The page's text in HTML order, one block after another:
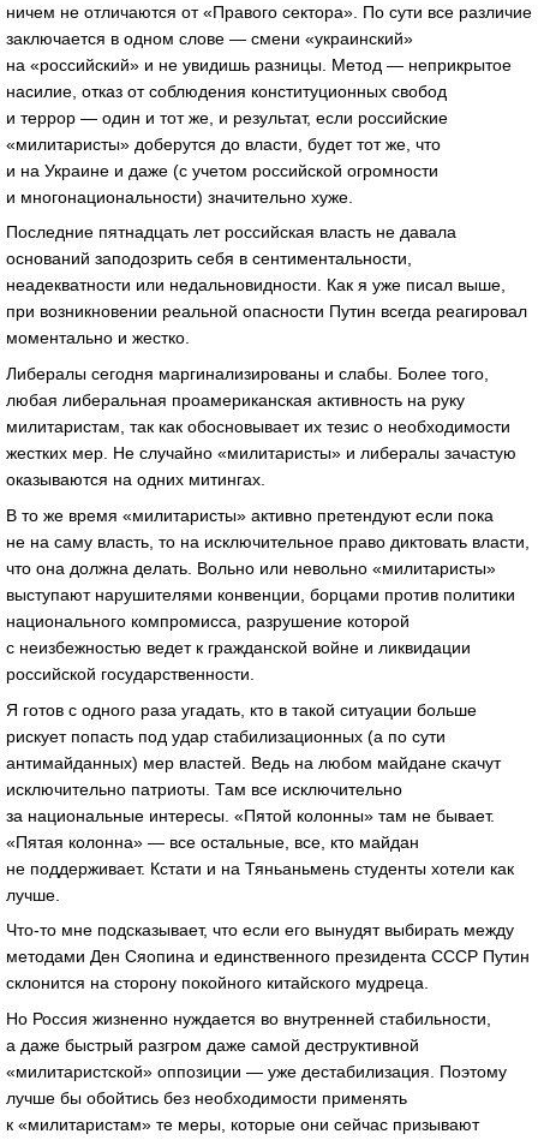
ничем не отличаются от «Правого сектора». По сути все различие
заключается в одном слове — смени «украинский»
на «российский» и не увидишь разницы. Метод — неприкрытое
насилие, отказ от соблюдения конституционных свобод
и террор — один и тот же, и результат, если российские
«милитаристы» доберутся до власти, будет тот же, что
и на Украине и даже (с учетом российской огромности
и многонациональности) значительно хуже.
Последние пятнадцать лет российская власть не давала
оснований заподозрить себя в сентиментальности,
неадекватности или недальновидности. Как я уже писал выше,
при возникновении реальной опасности Путин всегда реагировал
моментально и жестко.
Либералы сегодня маргинализированы и слабы. Более того,
любая либеральная проамериканская активность на руку
милитаристам, так как обосновывает их тезис о необходимости
жестких мер. Не случайно «милитаристы» и либералы зачастую
оказываются на одних митингах.
В то же время «милитаристы» активно претендуют если пока
не на саму власть, то на исключительное право диктовать власти,
что она должна делать. Вольно или невольно «милитаристы»
выступают нарушителями конвенции, борцами против политики
национального компромисса, разрушение которой
с неизбежностью ведет к гражданской войне и ликвидации
российской государственности.
Я готов с одного раза угадать, кто в такой ситуации больше
рискует попасть под удар стабилизационных (а по сути
антимайданных) мер властей. Ведь на любом майдане скачут
исключительно патриоты. Там все исключительно
за национальные интересы. «Пятой колонны» там не бывает.
«Пятая колонна» — все остальные, все, кто майдан
не поддерживает. Кстати и на Тяньаньмень студенты хотели как
лучше.
Что-то мне подсказывает, что если его вынудят выбирать между
методами Ден Сяопина и единственного президента СССР Путин
склонится на сторону покойного китайского мудреца.
Но Россия жизненно нуждается во внутренней стабильности,
а даже быстрый разгром даже самой деструктивной
«милитаристской» оппозиции — уже дестабилизация. Поэтому
лучше бы обойтись без необходимости применять
к «милитаристам» те меры, которые они сейчас призывают